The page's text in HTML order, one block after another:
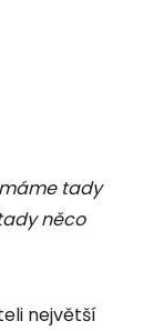
máme tady
něco
největší